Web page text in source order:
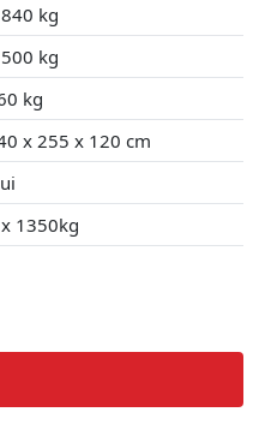
kg
kg
kg
x 255 x 120 cm
1350kg